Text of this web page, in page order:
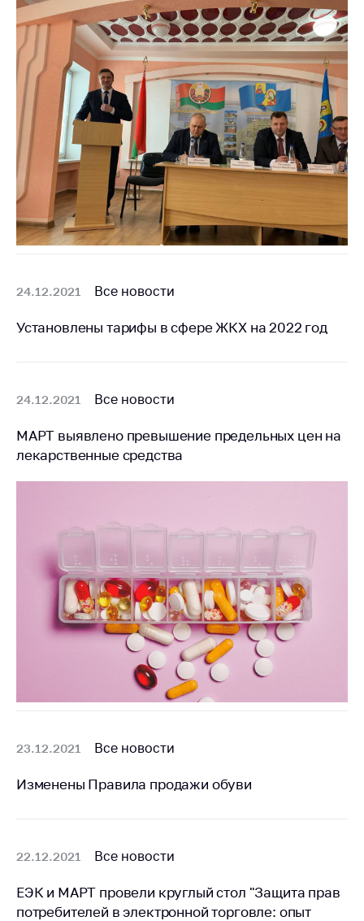
Защита прав
потребителей
Регулирование
рекламной
деятельности
Международное
сотрудничество
Применение мер
нетарифного
регулирования
Биржевая торговля
деятельность в
Беларусь
данных
Обратиться в МАРТ
Прямaя телефоннaя
линия
Горячая линия
Электронные
обращения
Сообщить о росте
цен на товары
Сообщить о росте
медицинские
изделия
Контакты
Приемная
Горячая линия
24.12.2021 Все новости
Установлены тарифы в сфере ЖКХ на 2022 год
24.12.2021 Все новости
МАРТ выявлено превышение предельных цен на
лекарственные средства
23.12.2021 Все новости
Изменены Правила продажи обуви
22.12.2021 Все новости
ЕЭК и МАРТ провели круглый стол "Защита прав
потребителей в электронной торговле: опыт